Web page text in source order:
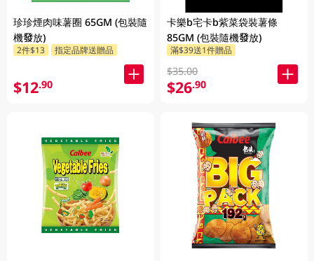
珍珍煙肉味薯圈 65GM (包裝隨
機發放)
2件$13 指定品牌送贈品
$12.90
卡樂b宅卡b紫菜袋裝薯條
85GM (包裝隨機發放)
滿$39送1件贈品
$35.00
$26.90